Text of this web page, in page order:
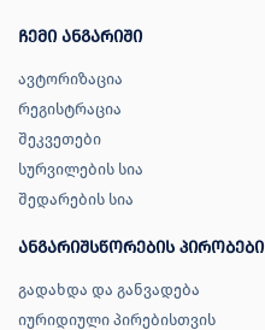
ჩემი ანგარიში
ავტორიზაცია
რეგისტრაცია
შეკვეთები
სურვილების სია
შედარების სია
ანგარიშსწორების პირობები
გადახდა და განვადება
იურიდიული პირებისთვის